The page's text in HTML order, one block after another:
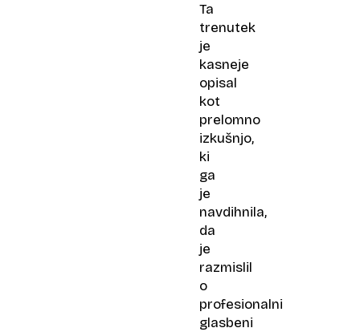
Ta
trenutek
je
kasneje
opisal
kot
prelomno
izkušnjo,
ki
ga
je
navdihnila,
da
je
razmislil
o
profesionalni
glasbeni